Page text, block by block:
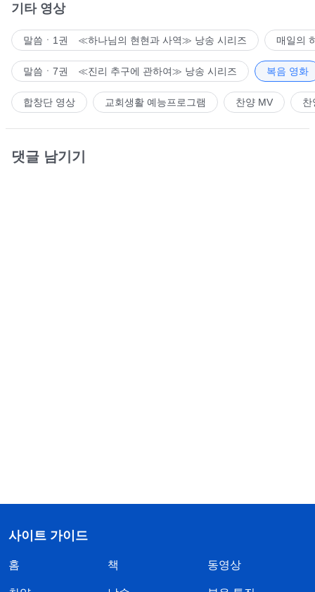
기타 영상
말씀ㆍ1권 ≪하나님의 현현과 사역≫ 낭송 시리즈 매일의
말씀ㆍ7권 ≪진리 추구에 관하여≫ 낭송 시리즈 복음 영화
합창단 영상 교회생활 예능프로그램 찬양 MV 찬
댓글 남기기
사이트 가이드
홈 책 동영상